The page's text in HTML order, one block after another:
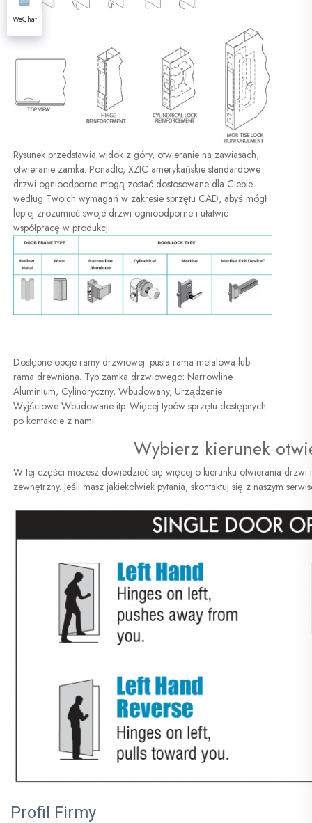
Rysunek przedstawia widok z góry, otwieranie na zawiasach,
otwieranie zamka. Ponadto, XZIC amerykańskie standardowe
drzwi ognioodporne mogą zostać dostosowane dla Ciebie
według Twoich wymagań w zakresie sprzętu CAD, abyś mógł
lepiej zrozumieć swoje drzwi ognioodporne i ułatwić
współpracę w produkcji
Dostępne opcje ramy drzwiowej: pusta rama metalowa lub
rama drewniana. Typ zamka drzwiowego: Narrowline
Aluminium, Cylindryczny, Wbudowany, Urządzenie
Wyjściowe Wbudowane itp. Więcej typów sprzętu dostępnych
po kontakcie z nami
Wybierz kierunek
W tej części możesz dowiedzieć się więcej o kierunku otwierania drzwi
zewnętrzny. Jeśli masz jakiekolwiek pytania, skontaktuj się z naszym
Profil Firmy
WeChat